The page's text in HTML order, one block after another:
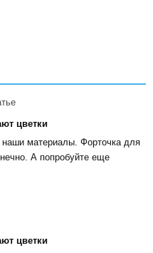
цветки
наши материалы. Форточка для
А попробуйте еще
цветки